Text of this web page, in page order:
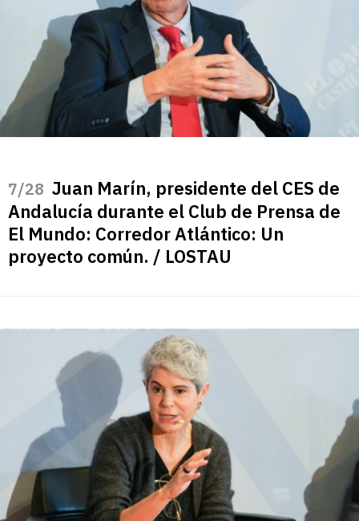
/28 Juan Marín, presidente del CES de
Andalucía durante el Club de Prensa de
El Mundo: Corredor Atlántico: Un
proyecto común. / LOSTAU